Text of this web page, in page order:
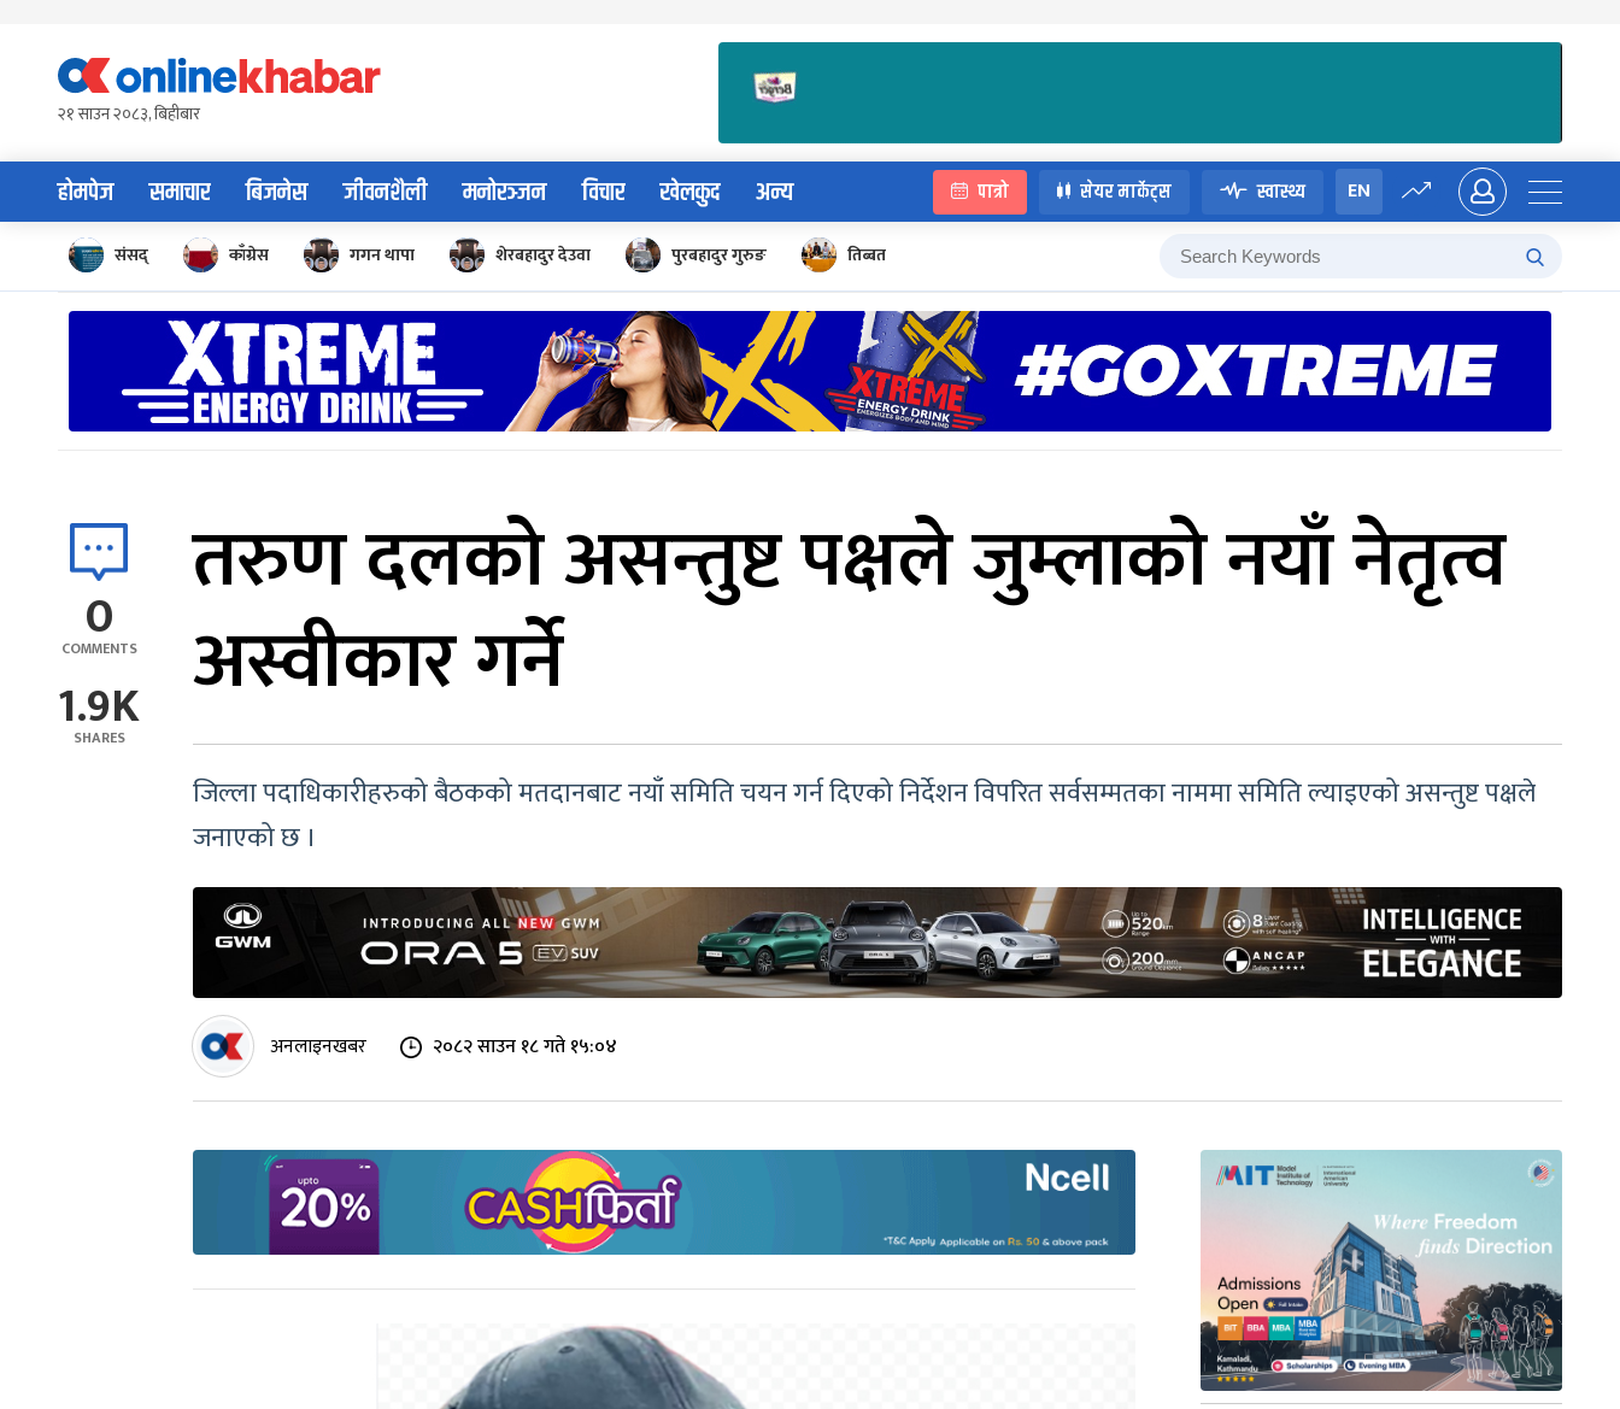
content२१ साउन २०८३, बिहीबार
होमपेज समाचार बिजनेस जीवनशैली मनोरञ्जन विचार खेलकुद अन्य पात्रो सेयर मार्केट्स स्वास्थ्य EN
संसद् काँग्रेस गगन थापा शेरबहादुर देउवा पुरबहादुर गुरुङ तिब्बत
0
COMMENTS
1.9K
SHARES
तरुण दलको असन्तुष्ट पक्षले जुम्लाको नयाँ नेतृत्व
अस्वीकार गर्ने
जिल्ला पदाधिकारीहरुको बैठकको मतदानबाट नयाँ समिति चयन गर्न दिएको निर्देशन विपरित सर्वसम्मतका नाममा समिति ल्याइएको असन्तुष्ट पक्षले
जनाएको छ ।
अनलाइनखबर २०८२ साउन १८ गते १५:०४